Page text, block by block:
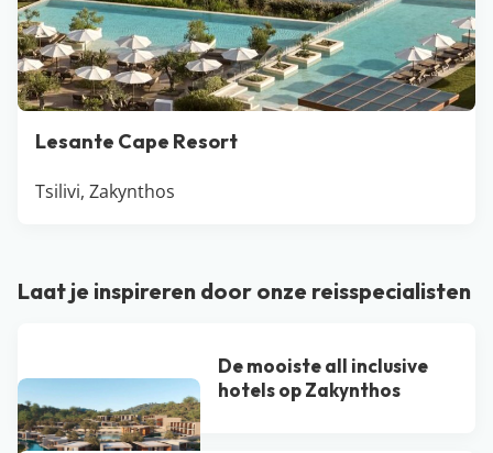
Lesante Cape Resort
Tsilivi, Zakynthos
Laat je inspireren door onze reisspecialisten
De mooiste all inclusive
hotels op Zakynthos